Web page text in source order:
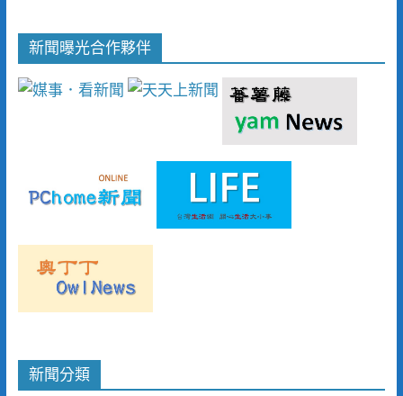
新聞曝光合作夥伴
新聞分類